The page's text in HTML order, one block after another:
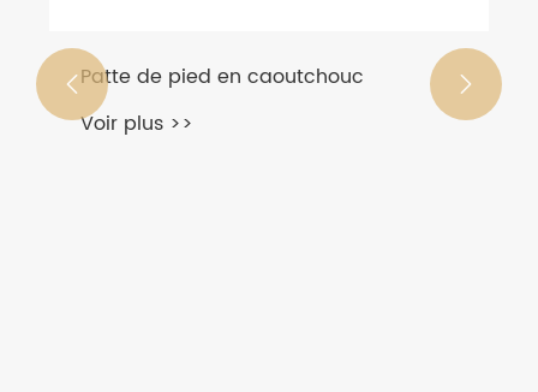
Patte de pied en caoutchouc
Voir plus >>
 